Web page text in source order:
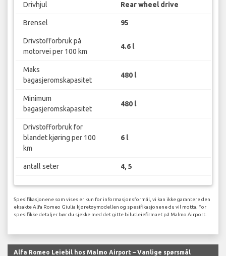
Drivhjul Rear wheel drive
Brensel 95
Drivstofforbruk på
motorvei per 100 km
4.6 l
Maks
bagasjeromskapasitet
480 l
Minimum
bagasjeromskapasitet
480 l
Drivstofforbruk for
blandet kjøring per 100
km
6 l
antall seter 4, 5
Spesifikasjonene som vises er kun for informasjonsformål, vi kan ikke garantere den
eksakte Alfa Romeo Giulia kjøretøymodellen og spesifikasjonene du vil motta. For
spesifikke detaljer bør du sjekke med det gitte bilutleiefirmaet på Malmo Airport.
Alfa Romeo Leiebil hos Malmo Airport – Vanlige spørsmål